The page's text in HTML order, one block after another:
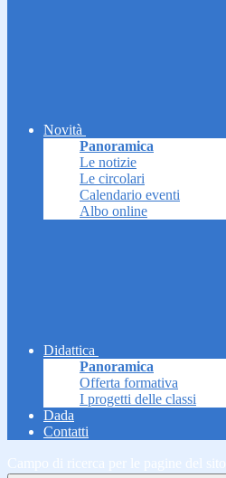
Novità
Panoramica
Le notizie
Le circolari
Calendario eventi
Albo online
Didattica
Panoramica
Offerta formativa
I progetti delle classi
Dada
Contatti
Campo di ricerca per le pagine del sito